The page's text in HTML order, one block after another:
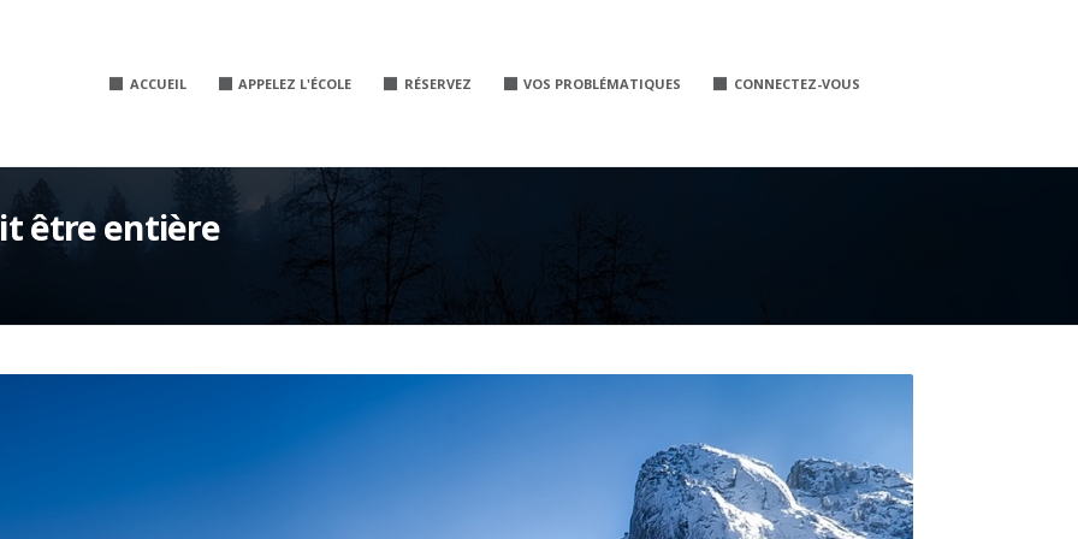
ACCUEIL APPELEZ L'ÉCOLE RÉSERVEZ VOS PROBLÉMATIQUES CONNECTEZ-VOUS
être entière